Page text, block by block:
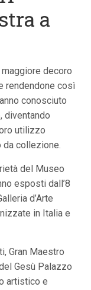
a
decoro
rendendone così
conosciuto
diventando
utilizzo
da collezione.
del Museo
esposti dall’8
d’Arte
in Italia e
Gran Maestro
Gesù Palazzo
artistico e